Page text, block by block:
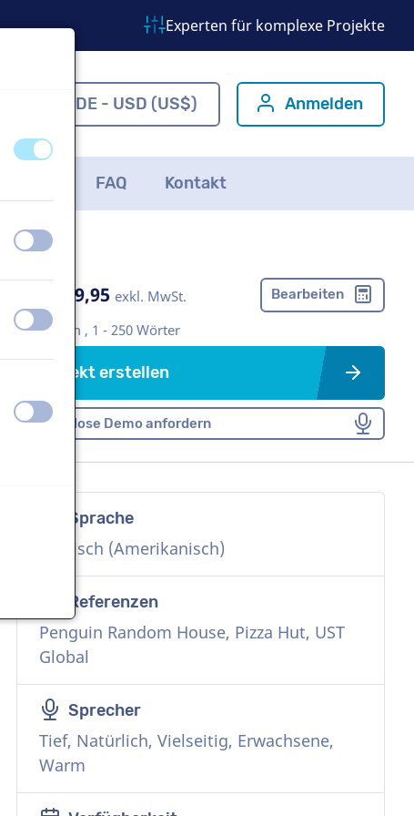
Experten für komplexe Projekte
DE - USD (US$) Anmelden
FAQ Kontakt
US$ 339,95 exkl. MwSt. Bearbeiten
Imagefilm , 1 - 250 Wörter
Projekt erstellen
Kostenlose Demo anfordern
Sprache
Englisch (Amerikanisch)
Referenzen
Penguin Random House, Pizza Hut, UST
Global
Sprecher
Tief, Natürlich, Vielseitig, Erwachsene,
Warm
aus
an
ausan
ausan
ausan